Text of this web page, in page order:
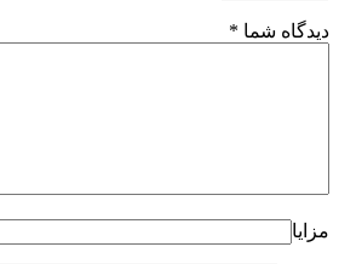
دیدگاه شما *
مزایا